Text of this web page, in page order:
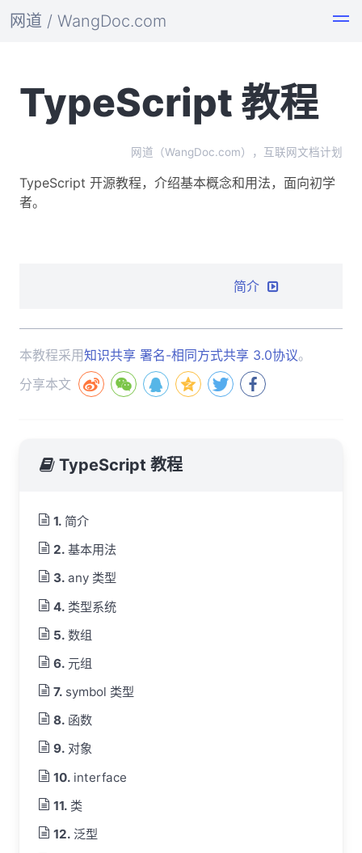
网道 / WangDoc.com
TypeScript 教程
网道（WangDoc.com），互联网文档计划
TypeScript 开源教程，介绍基本概念和用法，面向初学
者。
简介
本教程采用知识共享 署名-相同方式共享 3.0协议。
分享本文
TypeScript 教程
简介
基本用法
any 类型
类型系统
数组
元组
symbol 类型
函数
对象
interface
类
泛型